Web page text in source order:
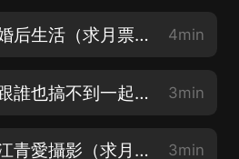
毛澤東與江青02 婚后生活（求月票！求好評！求訂閱！） 4min
毛澤東與江青03 跟誰也搞不到一起（求月票！求好評！求訂閱！） 3min
毛澤東與江青04 江青愛攝影（求月票！求好評！求訂閱！） 3min